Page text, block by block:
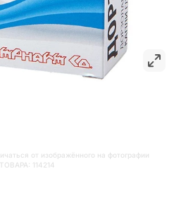
от изображённого на фотографии
114214